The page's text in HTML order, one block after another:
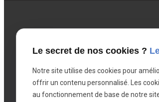
Téléphone
Le secret de nos cookies ?
Notre site utilise des cookies pour
offrir un contenu personnalisé. Les
au fonctionnement de base de notre